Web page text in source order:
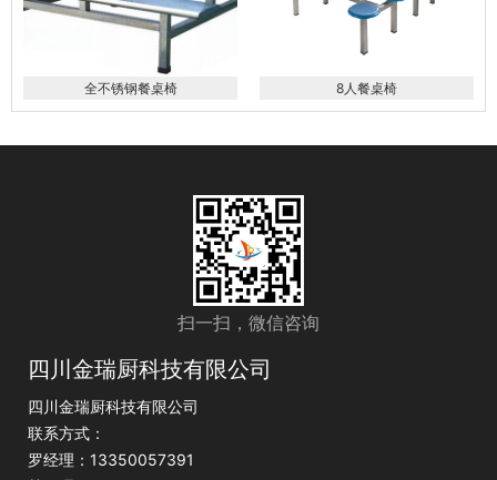
全不锈钢餐桌椅 8人餐桌椅
扫一扫，微信咨询
四川金瑞厨科技有限公司
四川金瑞厨科技有限公司
联系方式：
罗经理：13350057391